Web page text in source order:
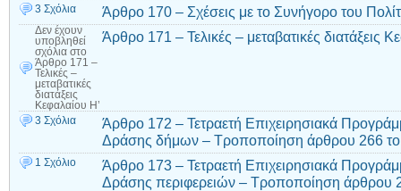
3 Σχόλια Άρθρο 170 – Σχέσεις με το Συνήγορο του
Δεν έχουν
υποβληθεί
σχόλια στο
Άρθρο 171 –
Τελικές –
μεταβατικές
διατάξεις
Κεφαλαίου Η’
Άρθρο 171 – Τελικές – μεταβατικές διατάξεις
3 Σχόλια
Άρθρο 172 – Τετραετή Επιχειρησιακά
Δράσης δήμων – Τροποποίηση άρθρου 266
1 Σχόλιο
Άρθρο 173 – Τετραετή Επιχειρησιακά
Δράσης περιφερειών – Τροποποίηση άρθρου